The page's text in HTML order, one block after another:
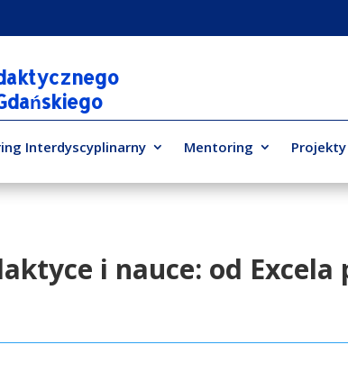
Interdyscyplinarny Mentoring Projekty
i nauce: od Excela